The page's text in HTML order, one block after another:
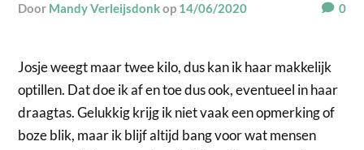
door Mandy Verleijsdonkop 14/06/2020 0
Josje weegt maar twee kilo, dus kan ik haar makkelijk
optillen. Dat doe ik af en toe dus ook, eventueel in haar
draagtas. Gelukkig krijg ik niet vaak een opmerking of
boze blik, maar ik blijf altijd bang voor wat mensen